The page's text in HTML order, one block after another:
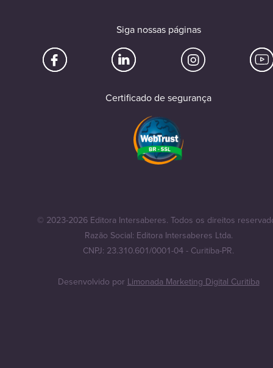
Siga nossas páginas
Certificado de segurança
© 2023-2026 Editora Intersaberes. Todos os direitos
Razão Social: Editora Intersaberes Ltda.
CNPJ: 23.310.601/0001-04 - Curitiba-PR.
Desenvolvido porLimonada Marketing Digital Curitiba